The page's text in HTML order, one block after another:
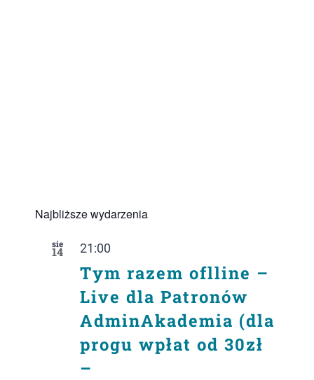
Najbliższe wydarzenia
sie
14 21:00
Tym razem oflline –
Live dla Patronów
AdminAkademia (dla
progu wpłat od 30zł
–